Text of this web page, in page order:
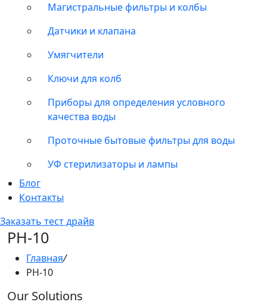
Магистральные фильтры и колбы
Датчики и клапана
Умягчители
Ключи для колб
Приборы для определения условного
качества воды
Проточные бытовые фильтры для воды
УФ стерилизаторы и лампы
Блог
Контакты
Заказать тест драйв
PH-10
Главная/
PH-10
Our Solutions